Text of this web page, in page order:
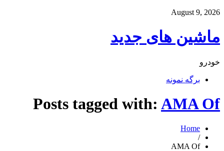
August 9, 2026
ماشین های جدید
خودرو
برگه نمونه
Posts tagged with: AMA Of
Home
/
AMA Of